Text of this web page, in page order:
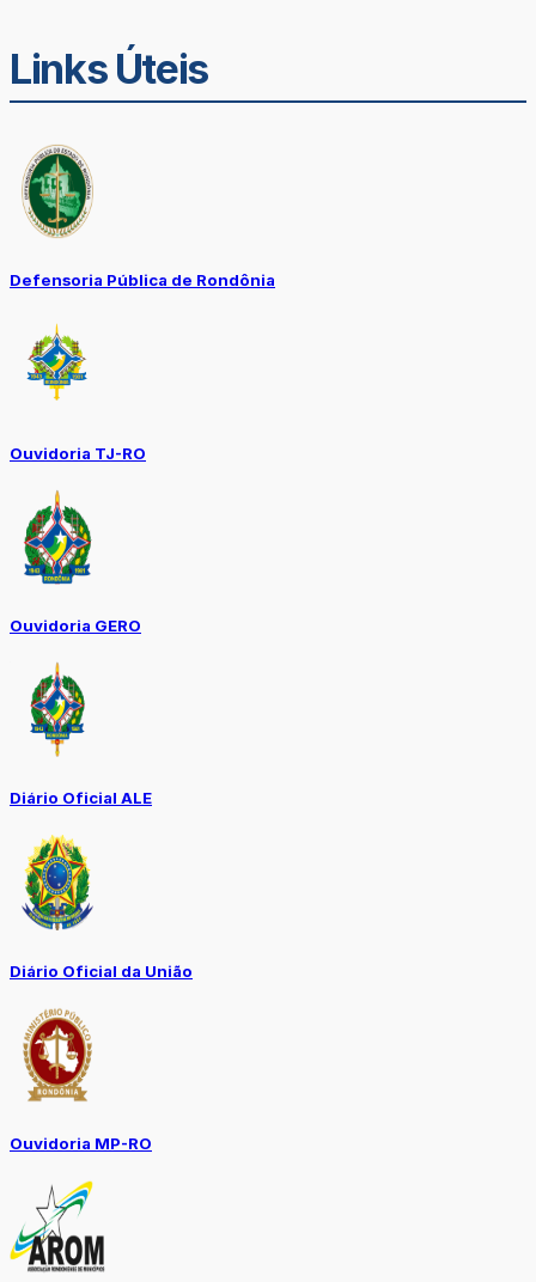
Links Úteis
Defensoria Pública de Rondônia
Ouvidoria TJ-RO
Ouvidoria GERO
Diário Oficial ALE
Diário Oficial da União
Ouvidoria MP-RO